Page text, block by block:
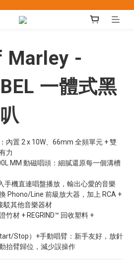
Marley -
一體式黑
內置 2 x 10W、66mm 全頻單元 + 雙
力
MM 動磁唱頭：細膩還原每一個溝槽
手機直連唱盤播放，輸出心愛的音樂
Phono/Line 前級放大器，加上 RCA +
駁其他音樂器材
竹材 + REGRIND™ 回收塑料 +
Stop）+手動唱臂：新手友好，放針
抬臂歸位，減少誤操作